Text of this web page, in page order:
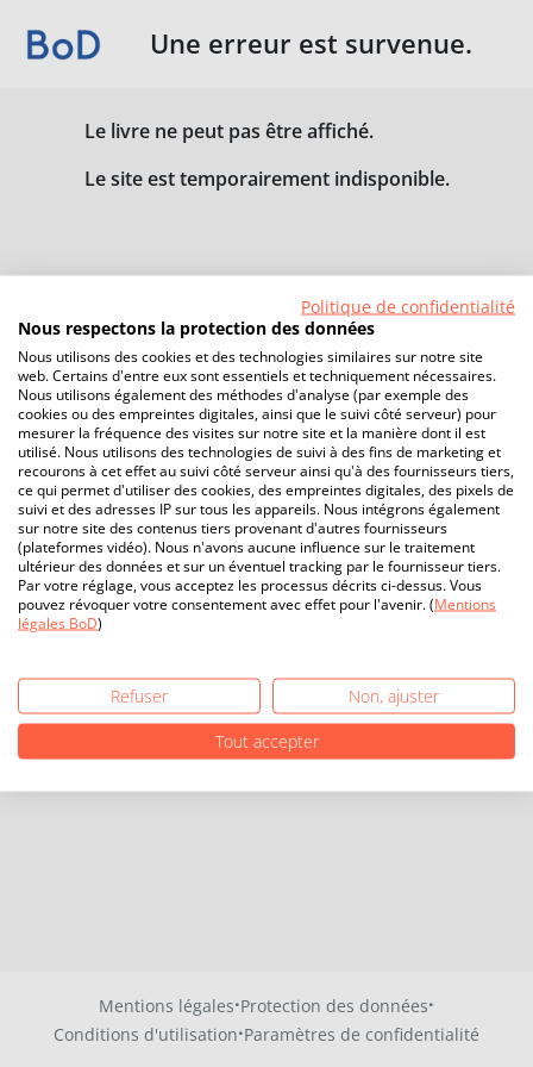
Une erreur est survenue.
Le livre ne peut pas être affiché.
Le site est temporairement indisponible.
Mentions légales·Protection des données·
Conditions d'utilisation·Paramètres de confidentialité
Politique de confidentialité
Nous respectons la protection des données
Nous utilisons des cookies et des technologies similaires sur notre site
web. Certains d'entre eux sont essentiels et techniquement nécessaires.
Nous utilisons également des méthodes d'analyse (par exemple des
cookies ou des empreintes digitales, ainsi que le suivi côté serveur) pour
mesurer la fréquence des visites sur notre site et la manière dont il est
utilisé. Nous utilisons des technologies de suivi à des fins de marketing et
recourons à cet effet au suivi côté serveur ainsi qu'à des fournisseurs tiers,
ce qui permet d'utiliser des cookies, des empreintes digitales, des pixels de
suivi et des adresses IP sur tous les appareils. Nous intégrons également
sur notre site des contenus tiers provenant d'autres fournisseurs
(plateformes vidéo). Nous n'avons aucune influence sur le traitement
ultérieur des données et sur un éventuel tracking par le fournisseur tiers.
Par votre réglage, vous acceptez les processus décrits ci-dessus. Vous
pouvez révoquer votre consentement avec effet pour l'avenir. (Mentions
légales BoD)
Refuser
Non, ajuster
Tout accepter